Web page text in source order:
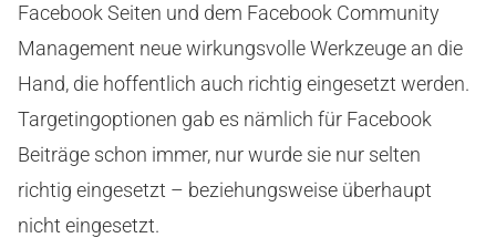
Facebook Seiten und dem Facebook Community
Management neue wirkungsvolle Werkzeuge an die
Hand, die hoffentlich auch richtig eingesetzt werden.
Targetingoptionen gab es nämlich für Facebook
Beiträge schon immer, nur wurde sie nur selten
richtig eingesetzt – beziehungsweise überhaupt
nicht eingesetzt.